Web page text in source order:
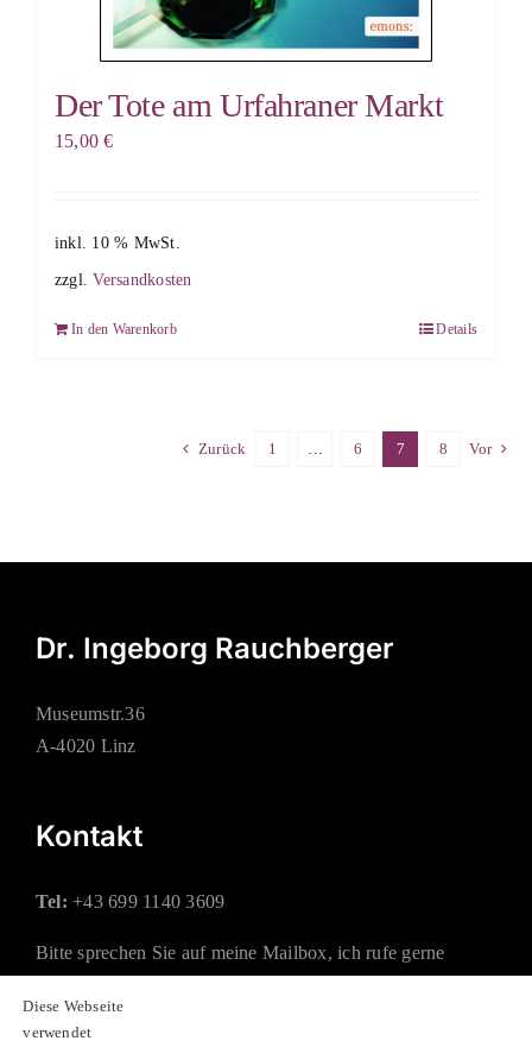
Der Tote am Urfahraner Markt
15,00€
inkl. 10 % MwSt.
zzgl.Versandkosten
In den Warenkorb Details
Zurück 1 … 6 7 8 Vor
Dr. Ingeborg Rauchberger
Museumstr.36
A-4020 Linz
Kontakt
Tel: +43 699 1140 3609
Bitte sprechen Sie auf meine Mailbox, ich rufe gerne
Mail: office@rauchberger.at
Diese Webseite
verwendet